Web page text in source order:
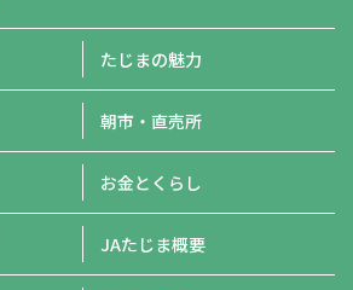
たじまの魅力
朝市・直売所
お金とくらし
JAたじま概要